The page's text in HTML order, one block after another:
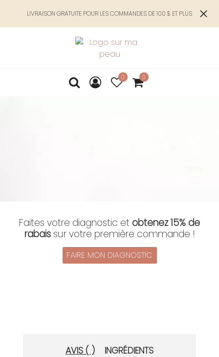
LIVRAISON GRATUITE POUR LES COMMANDES DE 100 $ ET PLUS
0 0
Faites votre diagnostic et obtenez 15% de
rabaissur votre première commande !
FAIRE MON DIAGNOSTIC
AVIS ( ) INGRÉDIENTS